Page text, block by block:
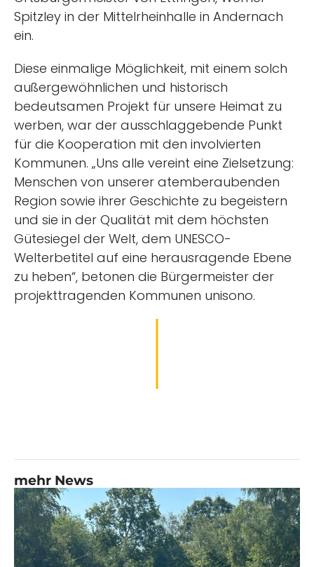
Spitzley in der Mittelrheinhalle in Andernach
ein.
Diese einmalige Möglichkeit, mit einem solch
außergewöhnlichen und historisch
bedeutsamen Projekt für unsere Heimat zu
werben, war der ausschlaggebende Punkt
für die Kooperation mit den involvierten
Kommunen. „Uns alle vereint eine Zielsetzung:
Menschen von unserer atemberaubenden
Region sowie ihrer Geschichte zu begeistern
und sie in der Qualität mit dem höchsten
Gütesiegel der Welt, dem UNESCO-
Welterbetitel auf eine herausragende Ebene
zu heben“, betonen die Bürgermeister der
projekttragenden Kommunen unisono.
mehr News